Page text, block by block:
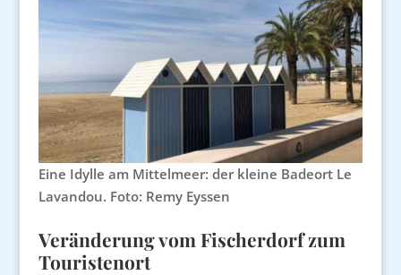
Eine Idylle am Mittelmeer: der kleine Badeort Le
Lavandou. Foto: Remy Eyssen
Veränderung vom Fischerdorf zum
Touristenort